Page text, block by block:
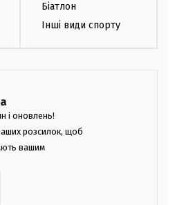
Біатлон
Інші види спорту
і оновлень!
розсилок, щоб
вашим